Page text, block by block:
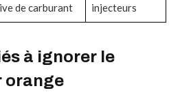
de carburant
injecteurs
à ignorer le
orange